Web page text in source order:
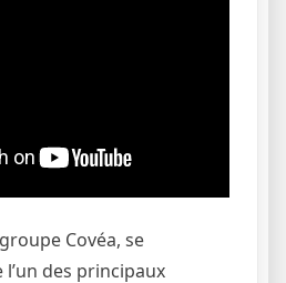
Covéa, se
des principaux